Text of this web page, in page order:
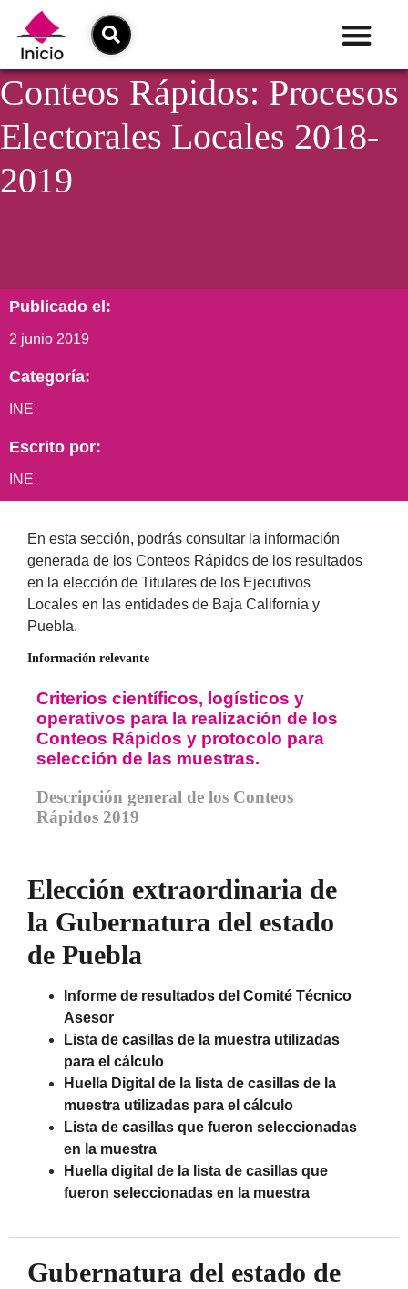
Conteos Rápidos: Procesos
Electorales Locales 2018-
2019
Publicado el:
2 junio 2019
Categoría:
INE
Escrito por:
INE
En esta sección, podrás consultar la información
generada de los Conteos Rápidos de los resultados
en la elección de Titulares de los Ejecutivos
Locales en las entidades de Baja California y
Puebla.
Información relevante
Criterios científicos, logísticos y
operativos para la realización de los
Conteos Rápidos y protocolo para
selección de las muestras.
Descripción general de los Conteos
Rápidos 2019
Elección extraordinaria de
la Gubernatura del estado
de Puebla
Informe de resultados del Comité Técnico
Asesor
Lista de casillas de la muestra utilizadas
para el cálculo
Huella Digital de la lista de casillas de la
muestra utilizadas para el cálculo
Lista de casillas que fueron seleccionadas
en la muestra
Huella digital de la lista de casillas que
fueron seleccionadas en la muestra
Gubernatura del estado de